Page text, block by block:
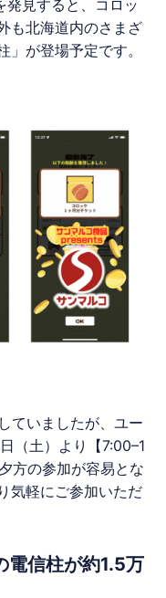
発見すると、コロッ
も北海道内のさまざ
」が登場予定です。
ていましたが、ユー
（土）より【7:00–1
方の参加が容易とな
気軽にご参加いただ
電信柱が約1.5万